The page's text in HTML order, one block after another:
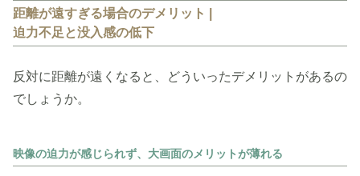
距離が遠すぎる場合のデメリット |
迫力不足と没入感の低下
反対に距離が遠くなると、どういったデメリットがあるの
でしょうか。
映像の迫力が感じられず、大画面のメリットが薄れる